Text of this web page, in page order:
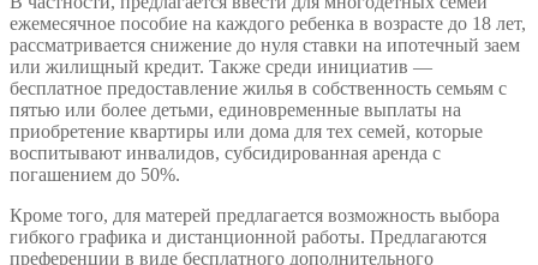
ежемесячное пособие на каждого ребенка в возрасте до 18 лет,
рассматривается снижение до нуля ставки на ипотечный заем
или жилищный кредит. Также среди инициатив —
бесплатное предоставление жилья в собственность семьям с
пятью или более детьми, единовременные выплаты на
приобретение квартиры или дома для тех семей, которые
воспитывают инвалидов, субсидированная аренда с
погашением до 50%.
Кроме того, для матерей предлагается возможность выбора
гибкого графика и дистанционной работы. Предлагаются
преференции в виде бесплатного дополнительного